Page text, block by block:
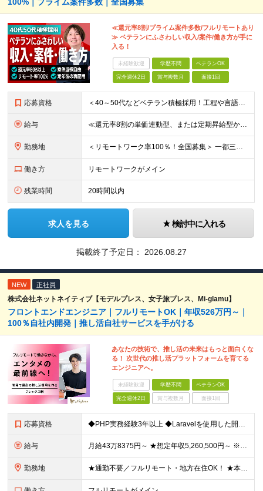
≪還元率8割/プライム案件多数/フルリモートあり
≫ ベテランにふさわしい収入/案件/働き方が手に
入る！
未経験歓迎 学歴不問 ベテランOK
完全週休2日 賞与複数月 面接1回
応募資格 ＜40～50代などベテラン積極採用！工程や言語、経験年数不問＞ □システム開発の実務経験をお持ちの方(工程や言語、経験年数、マネジメント経験などは一切問いません) □学歴不問 □転職回数不問
給与 ≪還元率8割の単価連動型、または定期昇給型から選べます！≫ ■単価連動型 月給40万円以上＋一時金＋各種手当 ★参画する案件の単価に応じて月給額を決定します(還元率8割) ★昇給随時(案件単価が上が
勤務地 ＜リモートワーク率100％！全国募集＞ 一都三県・名古屋・大阪を中心とした、全国の各プロジェクト先へ配属 ★あなたの希望を考慮して決定します ★在宅勤務×出勤のハイブリッドワーク！フルリモートワーク
働き方 リモートワークがメイン
残業時間 20時間以内
求人を見る 検討中に入れる
掲載終了予定日： 2026.08.27
NEW 正社員
株式会社ネットネイティブ【モデルプレス、女子旅プレス、Mi-glamu】
フロントエンドエンジニア｜フルリモートOK｜年収526万円～｜
100％自社内開発｜推し活自社サービスを手がける
あなたの技術で、推し活の未来はもっと面白くな
る！ 次世代の推し活プラットフォームを育てる
エンジニアへ。
未経験歓迎 学歴不問 ベテランOK
完全週休2日 賞与複数月 面接1回
応募資格 ◆PHP実務経験3年以上 ◆Laravelを使用した開発経験3年以上 ※学歴不問 ＼こんな方にピッタリです／ ・主体的にキャッチアップし、自分で調べて業務を進められる方 ・わからないことは積極的に質
給与 月給43万8375円～ ★想定年収5,260,500円～ ※経験・能力等により決定します ※月給には手当(一律)・固定残業（104,375円～/40時間）を含む。超過分は別途支給します ※試用期間（
勤務地 ★通勤不要／フルリモート・地方在住OK！ ★本社は目黒駅最寄り ■本社 東京都品川区上大崎3-14-12 井雅ビル5階 （変更の範囲）なし